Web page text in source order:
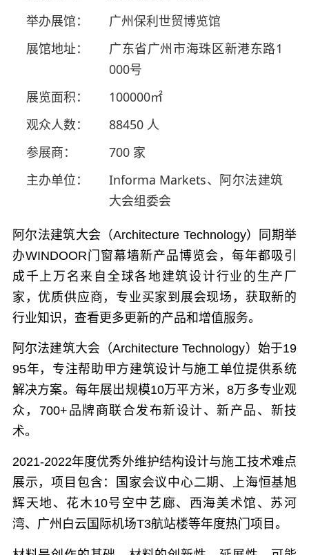
举办展馆：
广州保利世贸博览馆
展馆地址：
广东省广州市海珠区新港东路1
000号
展览面积：
100000㎡
观众人数：
88450 人
参展商：
700 家
主办单位：
Informa Markets、阿尔法建筑
大会组委会
阿尔法建筑大会（Architecture Technology）同期举
办WINDOOR门窗幕墙新产品博览会，每年都吸引
成千上万名来自全球各地建筑设计行业的生产厂
家，优质供应商，专业买家到展会现场，获取新的
行业知识，查看更多更新的产品和增值服务。
阿尔法建筑大会 （Architecture Technology） 始于19
95年，专注帮助甲方建筑设计与施工单位提供系统
解决方案。每年展出规模10万平方米，8万多专业观
众，700+品牌商联合发布新设计、新产品、新技
术。
2021-2022年度优秀外维护结构设计与施工技术难点
展示，项目包含：国家会议中心二期、上海恒基旭
辉天地、花木10号空中艺廊、西海美术馆、苏河
湾、广州白云国际机场T3航站楼等年度热门项目。